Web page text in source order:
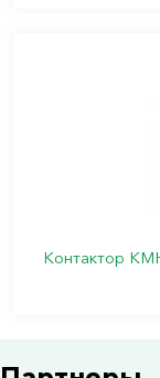
Контактор